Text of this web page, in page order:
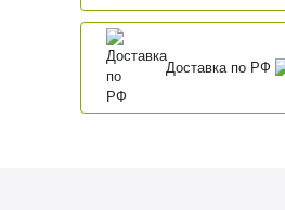
Доставка по РФ